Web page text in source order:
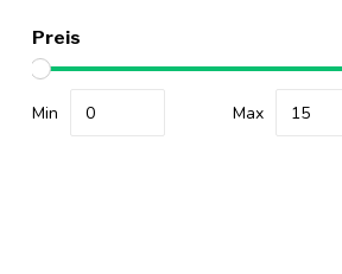
Preis
Min Max